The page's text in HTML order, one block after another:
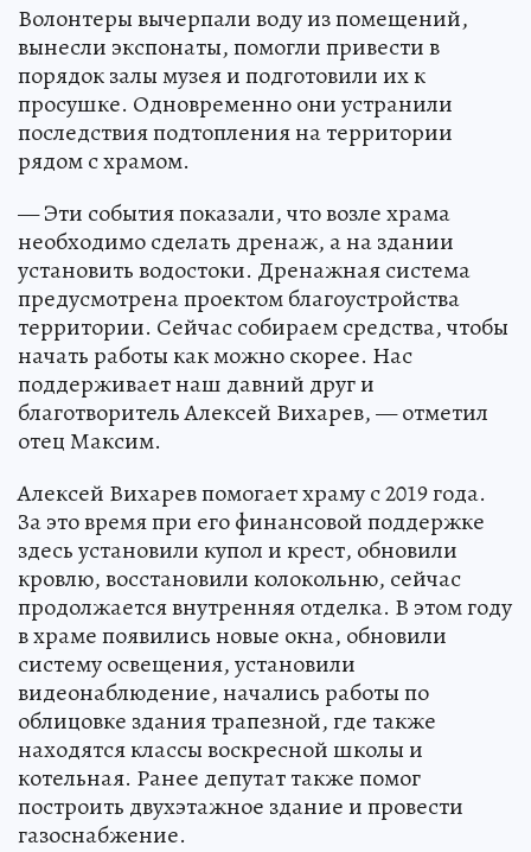
Волонтеры вычерпали воду из помещений,
вынесли экспонаты, помогли привести в
порядок залы музея и подготовили их к
просушке. Одновременно они устранили
последствия подтопления на территории
рядом с храмом.
— Эти события показали, что возле храма
необходимо сделать дренаж, а на здании
установить водостоки. Дренажная система
предусмотрена проектом благоустройства
территории. Сейчас собираем средства, чтобы
начать работы как можно скорее. Нас
поддерживает наш давний друг и
благотворитель Алексей Вихарев, — отметил
отец Максим.
Алексей Вихарев помогает храму с 2019 года.
За это время при его финансовой поддержке
здесь установили купол и крест, обновили
кровлю, восстановили колокольню, сейчас
продолжается внутренняя отделка. В этом году
в храме появились новые окна, обновили
систему освещения, установили
видеонаблюдение, начались работы по
облицовке здания трапезной, где также
находятся классы воскресной школы и
котельная. Ранее депутат также помог
построить двухэтажное здание и провести
газоснабжение.